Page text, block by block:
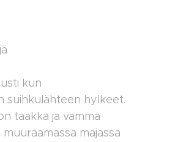
kun
suihkulähteen hylkeet.
taakka ja vamma
majassa